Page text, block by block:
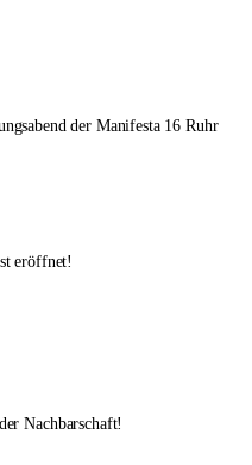
der Manifesta 16 Ruhr
eröffnet!
Nachbarschaft!